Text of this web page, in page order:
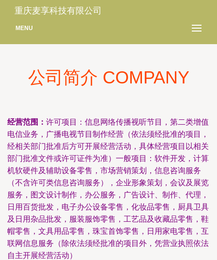
重庆麦享科技有限公司
MENU
公司简介 COMPANY
经营范围： 许可项目：信息网络传播视听节目，第二类增值
电信业务，广播电视节目制作经营（依法须经批准的项目，
经相关部门批准后方可开展经营活动，具体经营项目以相关
部门批准文件或许可证件为准）一般项目：软件开发，计算
机软硬件及辅助设备零售，市场营销策划，信息咨询服务
（不含许可类信息咨询服务），企业形象策划，会议及展览
服务，图文设计制作，办公服务，广告设计、制作、代理，
日用百货批发，电子办公设备零售，化妆品零售，厨具卫具
及日用杂品批发，服装服饰零售，工艺品及收藏品零售，鞋
帽零售，文具用品零售，珠宝首饰零售，日用家电零售，互
联网信息服务（除依法须经批准的项目外，凭营业执照依法
自主开展经营活动）